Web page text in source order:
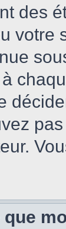
des
votre
que